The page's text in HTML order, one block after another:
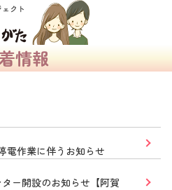
情報
電作業に伴うお知らせ
ー開設のお知らせ【阿賀